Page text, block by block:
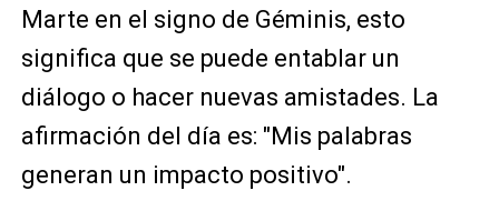
Marte en el signo de Géminis, esto
significa que se puede entablar un
diálogo o hacer nuevas amistades. La
afirmación del día es: "Mis palabras
generan un impacto positivo".